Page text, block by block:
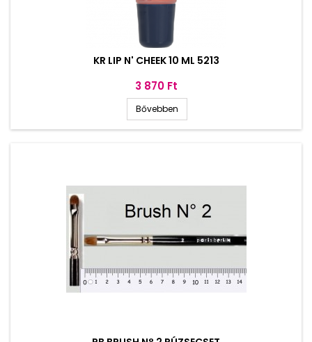
KR LIP N' CHEEK 10 ML 5213
Ár
3 870 Ft
Bővebben